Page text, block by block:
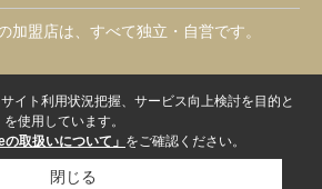
加盟店は、すべて独立・自営です。
イト利用状況把握、サービス向上検討を目的と
使用しています。
の取扱いについて」 をご確認ください。
閉じる